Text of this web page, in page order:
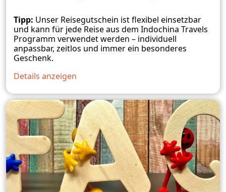
Tipp: Unser Reisegutschein ist flexibel einsetzbar
und kann für jede Reise aus dem Indochina Travels
Programm verwendet werden – individuell
anpassbar, zeitlos und immer ein besonderes
Geschenk.
Details anzeigen